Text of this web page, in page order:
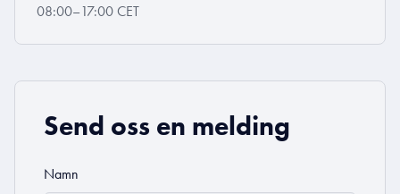
08:00–17:00 CET
Send oss en melding
Namn